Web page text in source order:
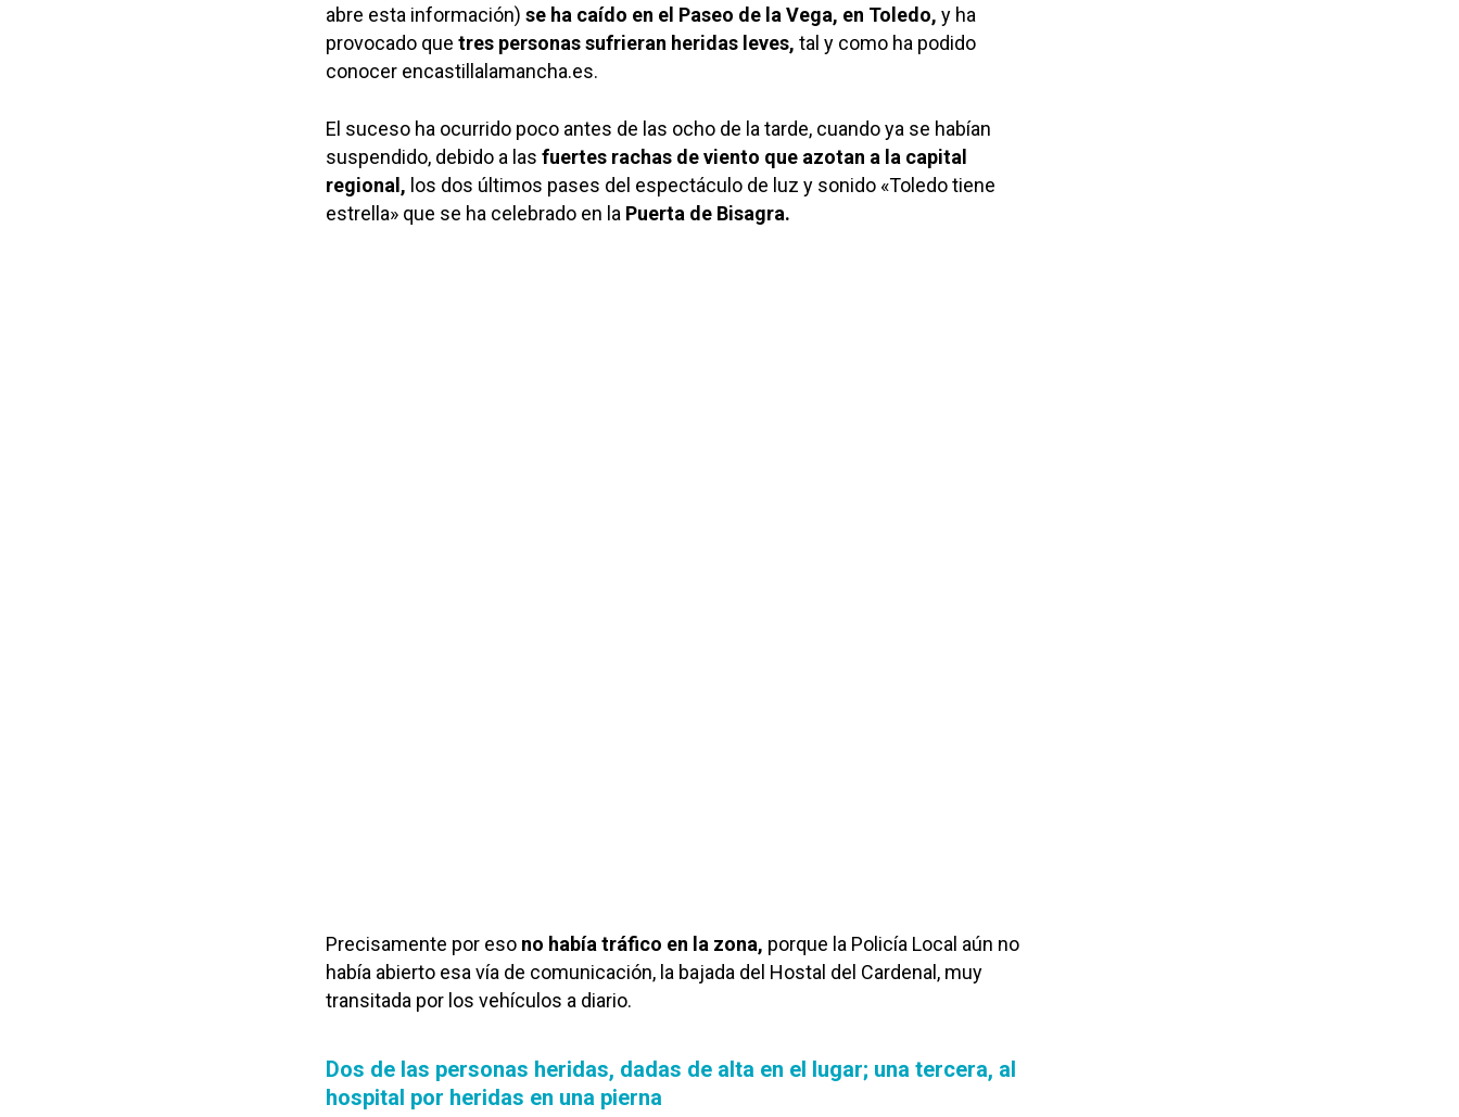
abre esta información) se ha caído en el Paseo de la Vega, en Toledo, y ha
provocado que tres personas sufrieran heridas leves, tal y como ha podido
conocer encastillalamancha.es.
El suceso ha ocurrido poco antes de las ocho de la tarde, cuando ya se habían
suspendido, debido a las fuertes rachas de viento que azotan a la capital
regional, los dos últimos pases del espectáculo de luz y sonido «Toledo tiene
estrella» que se ha celebrado en la Puerta de Bisagra.
Precisamente por eso no había tráfico en la zona, porque la Policía Local aún no
había abierto esa vía de comunicación, la bajada del Hostal del Cardenal, muy
transitada por los vehículos a diario.
Dos de las personas heridas, dadas de alta en el lugar; una tercera, al
hospital por heridas en una pierna